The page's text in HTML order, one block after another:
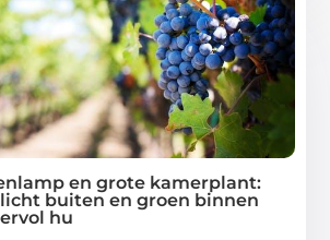
en grote kamerplant:
buiten en groen binnen
hu